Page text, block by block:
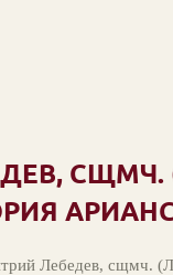
СЩМЧ.
Лебедев, сщмч.